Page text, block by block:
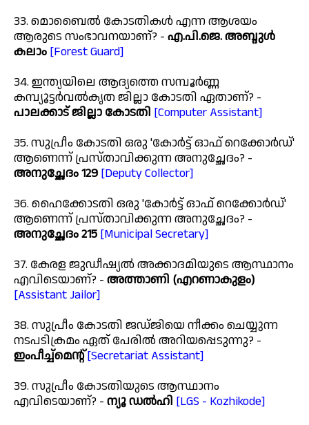
33. മൊബൈൽ കോടതികൾ എന്ന ആശയം
ആരുടെ സംഭാവനയാണ്? - എ.പി.ജെ. അബ്ദുൾ
കലാം [Forest Guard]
34. ഇന്ത്യയിലെ ആദ്യത്തെ സമ്പൂർണ്ണ
കമ്പ്യൂട്ടർവൽകൃത ജില്ലാ കോടതി ഏതാണ്? -
പാലക്കാട് ജില്ലാ കോടതി [Computer Assistant]
35. സുപ്രീം കോടതി ഒരു 'കോർട്ട് ഓഫ് റെക്കോർഡ്'
ആണെന്ന് പ്രസ്താവിക്കുന്ന അനുച്ഛേദം? -
അനുച്ഛേദം 129 [Deputy Collector]
36. ഹൈക്കോടതി ഒരു 'കോർട്ട് ഓഫ് റെക്കോർഡ്'
ആണെന്ന് പ്രസ്താവിക്കുന്ന അനുച്ഛേദം? -
അനുച്ഛേദം 215 [Municipal Secretary]
37. കേരള ജുഡീഷ്യൽ അക്കാദമിയുടെ ആസ്ഥാനം
എവിടെയാണ്? - അത്താണി (എറണാകുളം)
[Assistant Jailor]
38. സുപ്രീം കോടതി ജഡ്ജിയെ നീക്കം ചെയ്യുന്ന
നടപടിക്രമം ഏത് പേരിൽ അറിയപ്പെടുന്നു? -
ഇംപീച്ച്മെൻ്റ്[Secretariat Assistant]
39. സുപ്രീം കോടതിയുടെ ആസ്ഥാനം
എവിടെയാണ്? - ന്യൂ ഡൽഹി [LGS - Kozhikode]